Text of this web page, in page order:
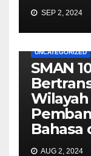
SEP 2, 2024
UNCATEGORIZED
SMAN
Wilayah
Bahasa
AUG 2, 2024